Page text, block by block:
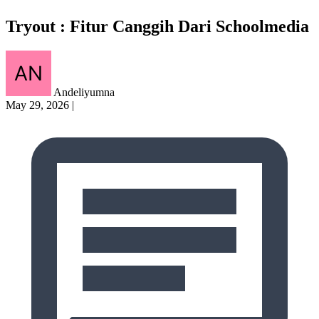
Tryout : Fitur Canggih Dari Schoolmedia
Andeliyumna
May 29, 2026 |